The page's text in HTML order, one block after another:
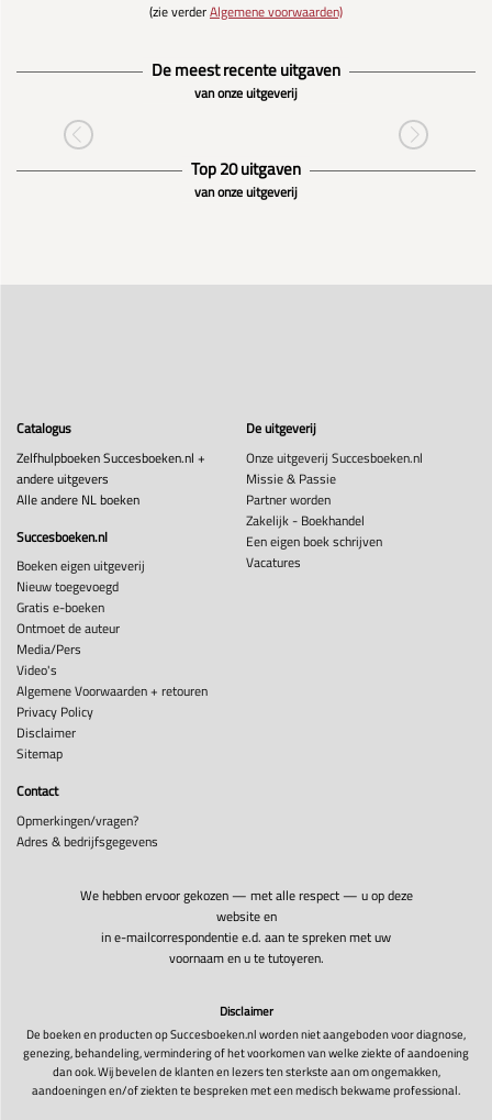
(zie verderAlgemene voorwaarden)
De meest recente uitgaven
van onze uitgeverij
Top 20 uitgaven
van onze uitgeverij
Catalogus
Zelfhulpboeken Succesboeken.nl +
andere uitgevers
Alle andere NL boeken
Succesboeken.nl
Boeken eigen uitgeverij
Nieuw toegevoegd
Gratis e-boeken
Ontmoet de auteur
Media/Pers
Video's
Algemene Voorwaarden + retouren
Privacy Policy
Disclaimer
Sitemap
De uitgeverij
Onze uitgeverij Succesboeken.nl
Missie & Passie
Partner worden
Zakelijk - Boekhandel
Een eigen boek schrijven
Vacatures
Contact
Opmerkingen/vragen?
Adres & bedrijfsgegevens
We hebben ervoor gekozen — met alle respect — u op deze
website en
in e-mailcorrespondentie e.d. aan te spreken met uw
voornaam en u te tutoyeren.
Disclaimer
De boeken en producten op Succesboeken.nl worden niet aangeboden voor diagnose,
genezing, behandeling, vermindering of het voorkomen van welke ziekte of aandoening
dan ook. Wij bevelen de klanten en lezers ten sterkste aan om ongemakken,
aandoeningen en/of ziekten te bespreken met een medisch bekwame professional.